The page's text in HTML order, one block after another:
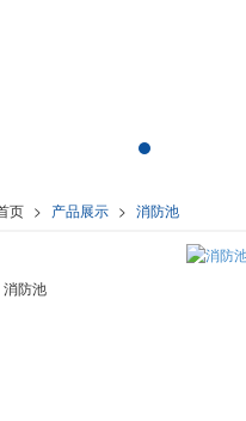
页 > 产品展示 > 消防池
消防池